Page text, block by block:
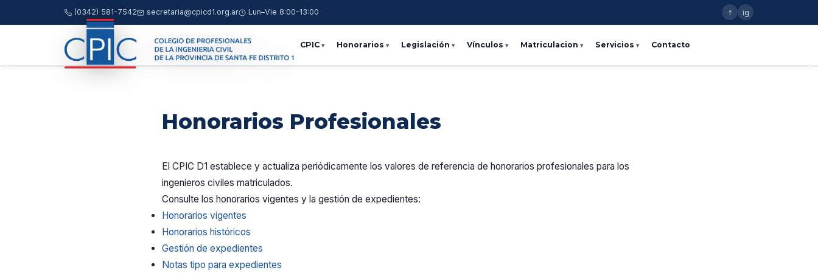
(0342) 581-7542 secretaria@cpicd1.org.ar Lun–Vie 8:00–13:00 f ig
CPIC Honorarios Legislación Vínculos Matriculacion Servicios Contacto
Honorarios Profesionales
El CPIC D1 establece y actualiza periódicamente los valores de referencia de honorarios profesionales para los
ingenieros civiles matriculados.
Consulte los honorarios vigentes y la gestión de expedientes:
Honorarios vigentes
Honorarios históricos
Gestión de expedientes
Notas tipo para expedientes